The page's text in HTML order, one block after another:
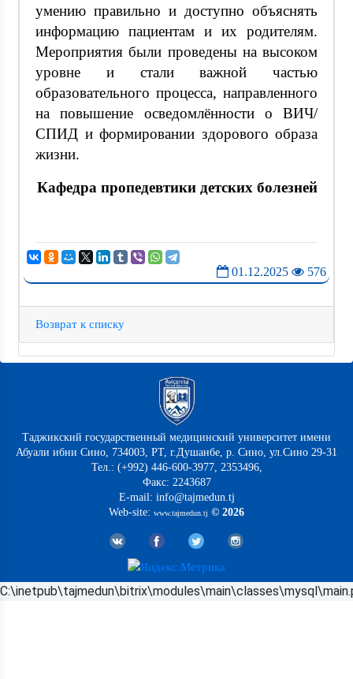
умению правильно и доступно объяснять
информацию пациентам и их родителям.
Мероприятия были проведены на высоком
уровне и стали важной частью
образовательного процесса, направленного
на повышение осведомлённости о ВИЧ/
СПИД и формировании здорового образа
жизни.
Кафедра пропедевтики детских болезней
01.12.2025 576
Возврат к списку
Таджикский государственный медицинский университет имени
Абуали ибни Сино, 734003, РТ, г.Душанбе, р. Сино, ул.Сино 29-31
Тел.: (+992) 446-600-3977, 2353496,
Факс: 2243687
E-mail: info@tajmedun.tj
Web-site: www.tajmedun.tj © 2026